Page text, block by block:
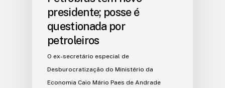
presidente; posse é
questionada por
petroleiros
O ex-secretário especial de
Desburocratização do Ministério da
Economia Caio Mário Paes de Andrade